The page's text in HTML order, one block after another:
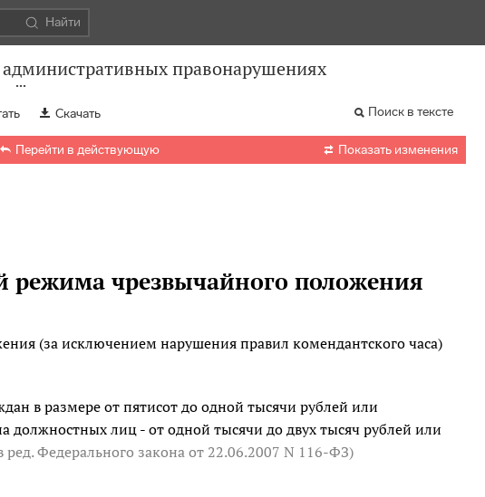
Найти
правонарушениях
Скачать Поиск в тексте
Перейти в действующую  Показать изменения
режима чрезвычайного положения
(за исключением нарушения правил комендантского часа)
в размере от пятисот до одной тысячи рублей или
должностных лиц - от одной тысячи до двух тысяч рублей или
ред. Федерального законаот 22.06.2007 N 116-ФЗ)